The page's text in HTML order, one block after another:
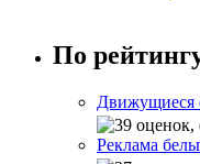
По
Движущиеся
Реклама